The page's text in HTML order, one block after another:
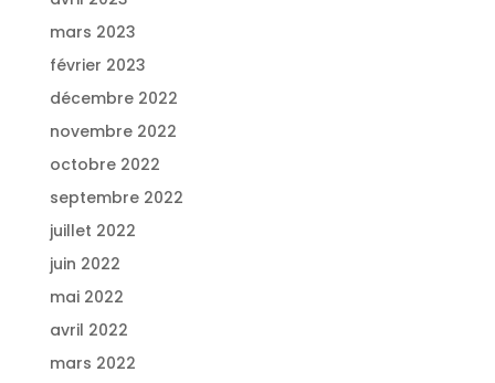
mars 2023
février 2023
décembre 2022
novembre 2022
octobre 2022
septembre 2022
juillet 2022
juin 2022
mai 2022
avril 2022
mars 2022